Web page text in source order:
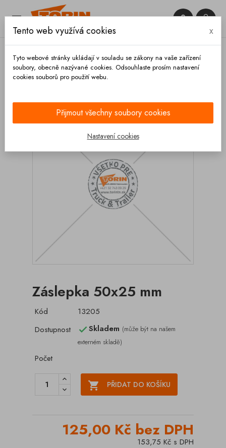
 

Záslepka 50x25 mm
Kód
13205
Dostupnost
Skladem (může být na našem
externém skladě)
Počet
 PŘIDAT DO KOŠÍKU
125,00 Kč bez DPH
153,75 Kč s DPH
Tento web využívá cookies x
Tyto webové stránky ukládají v souladu se zákony na vaše zařízení
soubory, obecně nazývané cookies. Odsouhlaste prosím nastavení
cookies souborů pro použití webu.
Přijmout všechny soubory cookies
Nastavení cookies